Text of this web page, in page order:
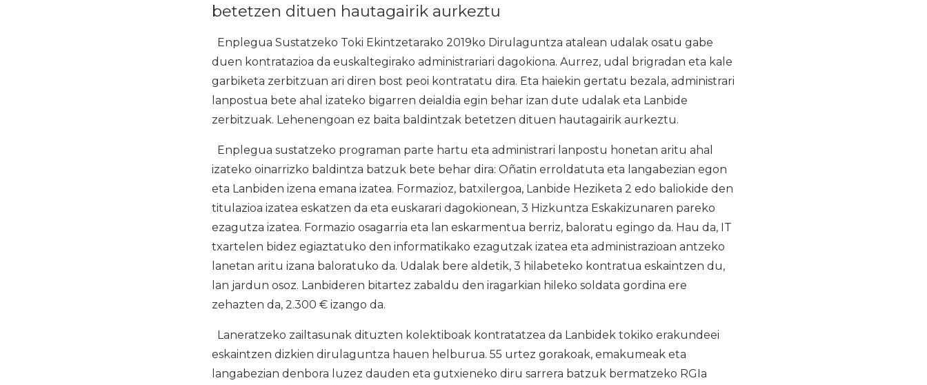
betetzen dituen hautagairik aurkeztu
Enplegua Sustatzeko Toki Ekintzetarako 2019ko Dirulaguntza atalean udalak osatu gabe
duen kontratazioa da euskaltegirako administrariari dagokiona. Aurrez, udal brigradan eta kale
garbiketa zerbitzuan ari diren bost peoi kontratatu dira. Eta haiekin gertatu bezala, administrari
lanpostua bete ahal izateko bigarren deialdia egin behar izan dute udalak eta Lanbide
zerbitzuak. Lehenengoan ez baita baldintzak betetzen dituen hautagairik aurkeztu.
Enplegua sustatzeko programan parte hartu eta administrari lanpostu honetan aritu ahal
izateko oinarrizko baldintza batzuk bete behar dira: Oñatin erroldatuta eta langabezian egon
eta Lanbiden izena emana izatea. Formazioz, batxilergoa, Lanbide Heziketa 2 edo baliokide den
titulazioa izatea eskatzen da eta euskarari dagokionean, 3 Hizkuntza Eskakizunaren pareko
ezagutza izatea. Formazio osagarria eta lan eskarmentua berriz, baloratu egingo da. Hau da, IT
txartelen bidez egiaztatuko den informatikako ezagutzak izatea eta administrazioan antzeko
lanetan aritu izana baloratuko da. Udalak bere aldetik, 3 hilabeteko kontratua eskaintzen du,
lan jardun osoz. Lanbideren bitartez zabaldu den iragarkian hileko soldata gordina ere
zehazten da, 2.300 € izango da.
Laneratzeko zailtasunak dituzten kolektiboak kontratatzea da Lanbidek tokiko erakundeei
eskaintzen dizkien dirulaguntza hauen helburua. 55 urtez gorakoak, emakumeak eta
langabezian denbora luzez dauden eta gutxieneko diru sarrera batzuk bermatzeko RGIa